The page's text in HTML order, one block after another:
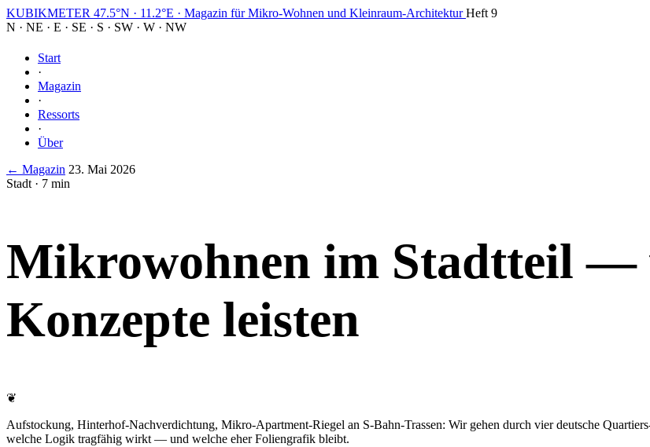
KUBIKMETER 47.5°N · 11.2°E · Magazin für Mikro-Wohnen und Kleinraum-Architektur Heft 9
N · NE · E · SE · S · SW · W · NW
Start
·
Magazin
·
Ressorts
·
Über
← Magazin 23. Mai 2026
Stadt · 7 min
Mikrowohnen im Stadtteil —
Konzepte leisten
❦
Aufstockung, Hinterhof-Nachverdichtung, Mikro-Apartment-Riegel an S-Bahn-Trassen: Wir gehen durch vier deutsche
welche Logik tragfähig wirkt — und welche eher Foliengrafik bleibt.